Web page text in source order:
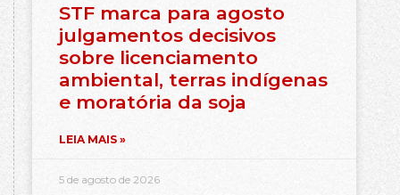
STF marca para agosto
julgamentos decisivos
sobre licenciamento
ambiental, terras indígenas
e moratória da soja
LEIA MAIS »
5 de agosto de 2026